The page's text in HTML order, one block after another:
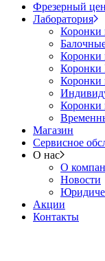
Фрезерный
Лаборатория
Коронки
Коронки
Коронки
Коронки
Коронки
Магазин
Сервисное
О нас
О
Новости
Акции
Контакты